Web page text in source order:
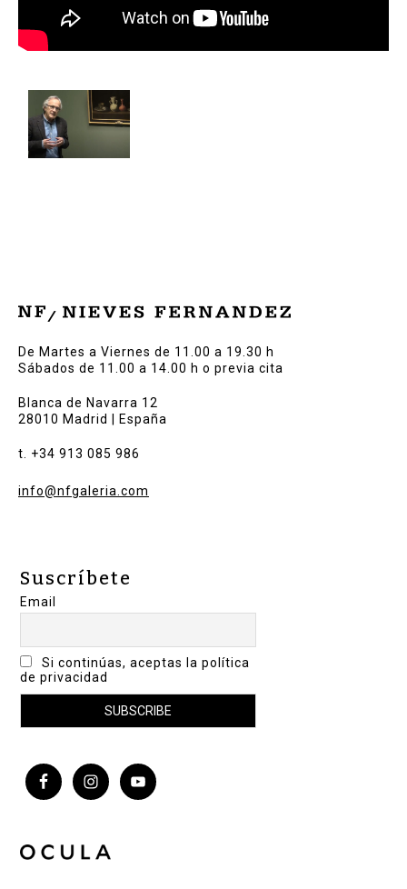
De Martes a Viernes de 11.00 a 19.30 h
Sábados de 11.00 a 14.00 h o previa cita
Blanca de Navarra 12
28010 Madrid | España
t. +34 913 085 986
info@nfgaleria.com
Suscríbete
Email
Si continúas, aceptas la política
de privacidad